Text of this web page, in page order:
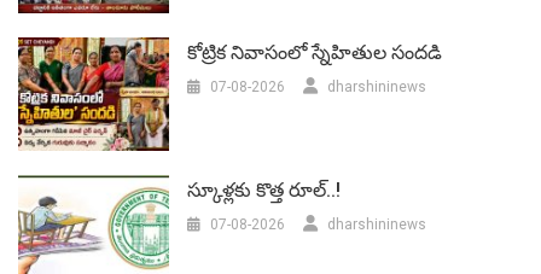
కోట్రిక నివాసంలో స్నేహితుల సందడి
07-08-2026 dharshininews
స్కూళ్లకు కొత్త రూల్..!
07-08-2026 dharshininews